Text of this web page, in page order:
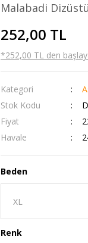
Malabadi
252,00 TL
*252,00 TL den
Kategori
Stok Kodu
Fiyat
Havale
Beden
Renk